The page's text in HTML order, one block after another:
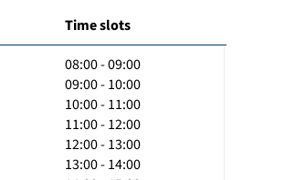
Time slots
08:00 - 09:00
09:00 - 10:00
10:00 - 11:00
11:00 - 12:00
12:00 - 13:00
13:00 - 14:00